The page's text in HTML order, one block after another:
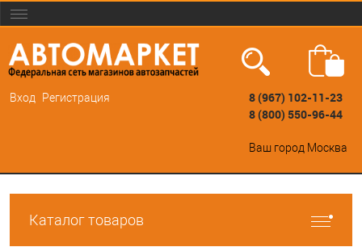
Вход Регистрация
8 (967) 102-11-23
8 (800) 550-96-44
Ваш город Москва
Каталог товаров